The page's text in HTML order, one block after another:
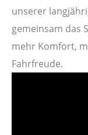
unserer
gemeinsam das
mehr Komfort,
Fahrfreude.